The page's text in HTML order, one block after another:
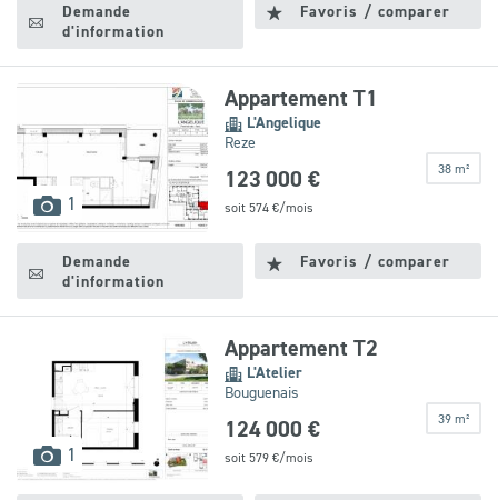
Demande
d'information
Favoris / comparer
1 images
disponibles
Appartement T1
L'Angelique
Reze
38 m²
123 000 €
soit 574€/mois
Demande
d'information
Favoris / comparer
1 images
disponibles
Appartement T2
L'Atelier
Bouguenais
39 m²
124 000 €
soit 579€/mois